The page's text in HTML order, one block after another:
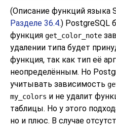
(Описание функций языка
Разделе 36.4.) PostgreSQL
функция get_color_note
удалении типа будет
функция, так как тип её
неопределённым. Но
учитывать зависимость
my_colors и не удалит
таблицы. Но у этого
но и плюс. В случае